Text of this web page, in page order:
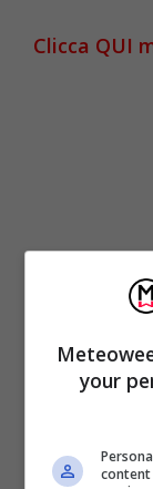
Clicca QUI
In
nubi con
your
content